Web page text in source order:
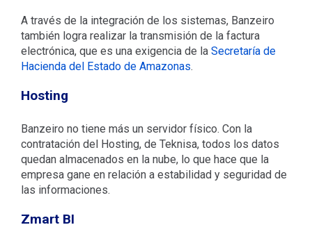
A través de la integración de los sistemas, Banzeiro
también logra realizar la transmisión de la factura
electrónica, que es una exigencia de la Secretaría de
Hacienda del Estado de Amazonas.
Hosting
Banzeiro no tiene más un servidor físico. Con la
contratación del Hosting, de Teknisa, todos los datos
quedan almacenados en la nube, lo que hace que la
empresa gane en relación a estabilidad y seguridad de
las informaciones.
Zmart BI